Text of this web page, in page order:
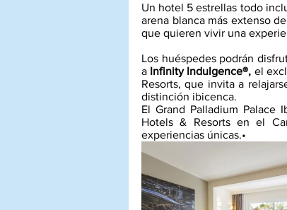
Un hotel 5 estrellas todo
arena blanca más extenso
que quieren vivir una
Los huéspedes podrán
a Infinity Indulgence®, el
Resorts, que invita a
distinción ibicenca.
El Grand Palladium Palace
Hotels & Resorts en el
experiencias únicas.•